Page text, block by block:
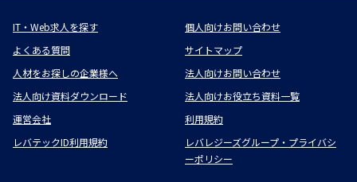
IT・Web求人を探す
個人向けお問い合わせ
よくある質問
サイトマップ
人材をお探しの企業様へ
法人向けお問い合わせ
法人向け資料ダウンロード
法人向けお役立ち資料一覧
運営会社
利用規約
レバテックID利用規約
レバレジーズグループ・プライバシ
ーポリシー